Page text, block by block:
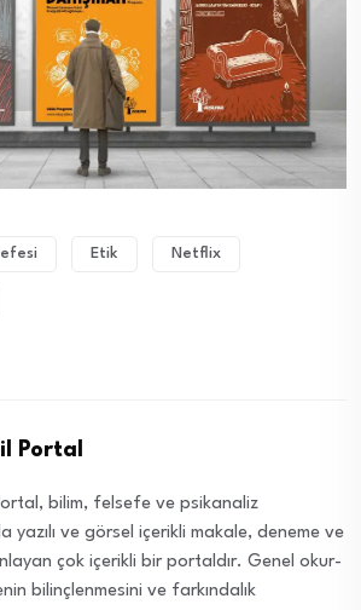
Etik Netflix
Portal
bilim, felsefe ve psikanaliz
yazılı ve görsel içerikli makale, deneme ve
çok içerikli bir portaldır. Genel okur-
bilinçlenmesini ve farkındalık